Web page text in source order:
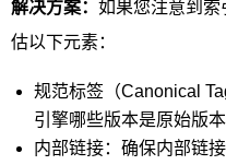
解决方案： 如果您注意到
估以下元素：
规范标签（Canonical
引擎哪些版本是原始版本
内部链接：确保内部链